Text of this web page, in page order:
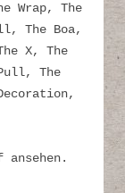
Wrap, The
The Boa,
X, The
The